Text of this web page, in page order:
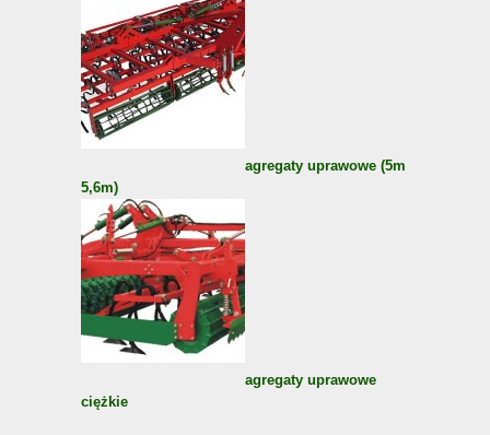
agregaty uprawowe (5m
5,6m)
agregaty uprawowe
ciężkie